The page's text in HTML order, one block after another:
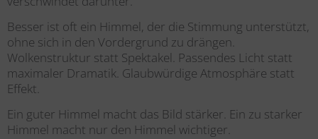
Besser ist oft ein Himmel, der die Stimmung unterstützt,
ohne sich in den Vordergrund zu drängen.
Wolkenstruktur statt Spektakel. Passendes Licht statt
maximaler Dramatik. Glaubwürdige Atmosphäre statt
Effekt.
Ein guter Himmel macht das Bild stärker. Ein zu starker
Himmel macht nur den Himmel wichtiger.